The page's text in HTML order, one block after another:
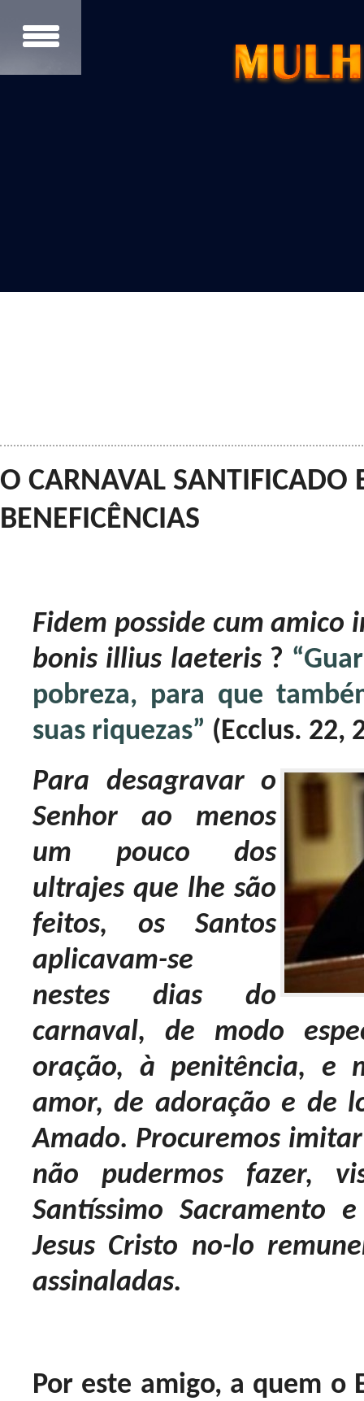
O CARNAVAL SANTIFICADO
BENEFICÊNCIAS
Fidem posside cum
bonis illius laeteris ?
pobreza, para que
suas riquezas” (Ecclus. 22,
Para desagravar o
Senhor ao menos
um pouco dos
ultrajes que lhe são
feitos, os Santos
aplicavam-se
nestes dias do
carnaval, de modo
oração, à penitência, e
amor, de adoração e de
Amado. Procuremos
não pudermos fazer,
Santíssimo Sacramento
Jesus Cristo no-lo
assinaladas.
Por este amigo, a quem o